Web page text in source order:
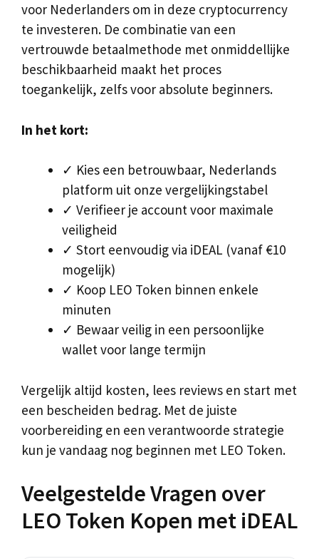
voor Nederlanders om in deze cryptocurrency
te investeren. De combinatie van een
vertrouwde betaalmethode met onmiddellijke
beschikbaarheid maakt het proces
toegankelijk, zelfs voor absolute beginners.
In het kort:
✓ Kies een betrouwbaar, Nederlands
platform uit onze vergelijkingstabel
✓ Verifieer je account voor maximale
veiligheid
✓ Stort eenvoudig via iDEAL (vanaf €10
mogelijk)
✓ Koop LEO Token binnen enkele
minuten
✓ Bewaar veilig in een persoonlijke
wallet voor lange termijn
Vergelijk altijd kosten, lees reviews en start met
een bescheiden bedrag. Met de juiste
voorbereiding en een verantwoorde strategie
kun je vandaag nog beginnen met LEO Token.
Veelgestelde Vragen over
LEO Token Kopen met iDEAL